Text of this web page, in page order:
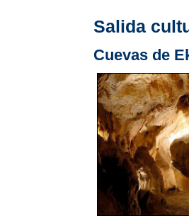
Salida
Cuevas de